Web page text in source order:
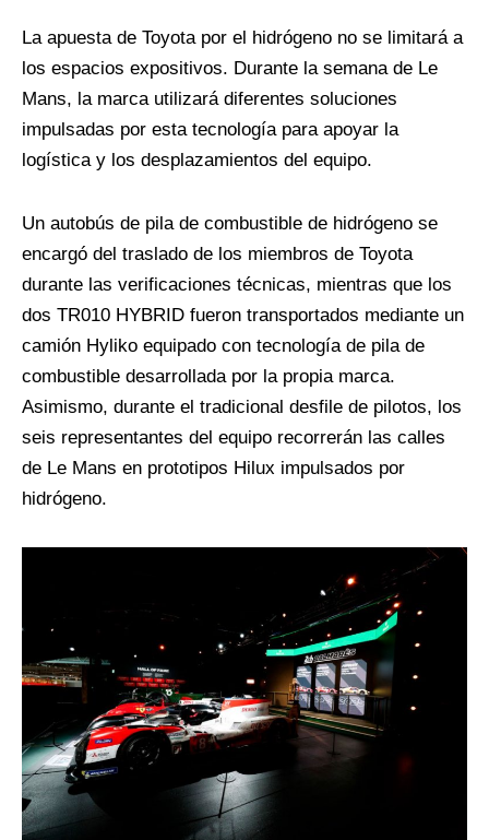
La apuesta de Toyota por el hidrógeno no se limitará a
los espacios expositivos. Durante la semana de Le
Mans, la marca utilizará diferentes soluciones
impulsadas por esta tecnología para apoyar la
logística y los desplazamientos del equipo.
Un autobús de pila de combustible de hidrógeno se
encargó del traslado de los miembros de Toyota
durante las verificaciones técnicas, mientras que los
dos TR010 HYBRID fueron transportados mediante un
camión Hyliko equipado con tecnología de pila de
combustible desarrollada por la propia marca.
Asimismo, durante el tradicional desfile de pilotos, los
seis representantes del equipo recorrerán las calles
de Le Mans en prototipos Hilux impulsados por
hidrógeno.